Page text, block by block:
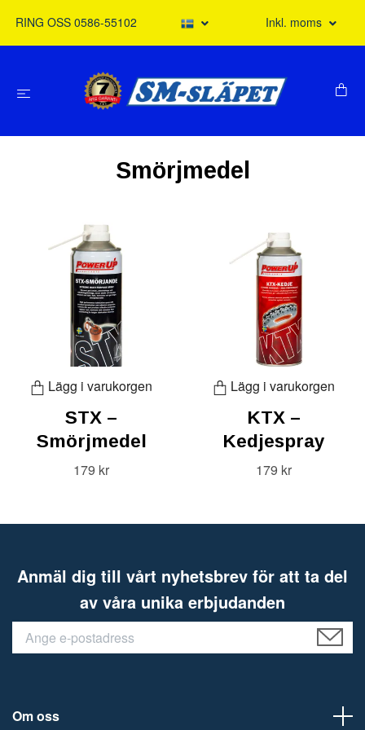
RING OSS 0586-55102 Inkl. moms
Smörjmedel
Lägg i varukorgen
STX –
Smörjmedel
179 kr
Lägg i varukorgen
KTX –
Kedjespray
179 kr
Anmäl dig till vårt nyhetsbrev för att ta del
av våra unika erbjudanden
Om oss